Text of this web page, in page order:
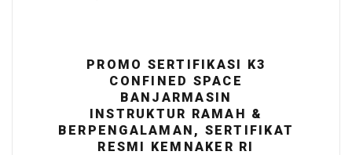
PROMO SERTIFIKASI K3
CONFINED SPACE
BANJARMASIN
INSTRUKTUR RAMAH &
BERPENGALAMAN, SERTIFIKAT
RESMI KEMNAKER RI